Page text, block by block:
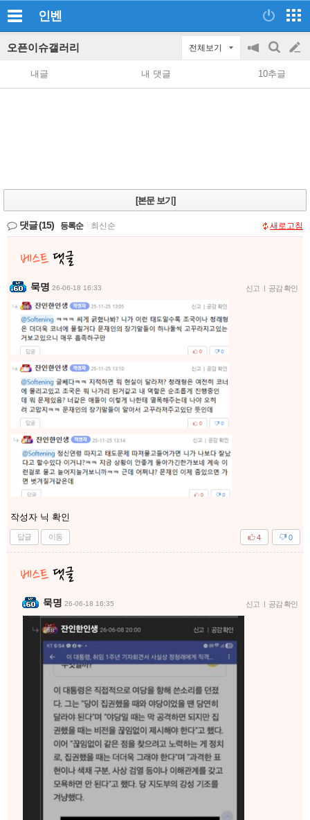
인벤
오픈이슈갤러리 전체보기
공
지
on/off
검
색
글
쓰
내글 내 댓글 10추글
[본문 보기]
댓글(15) 등록순 최신순 새로고침
묵명 26-06-18 16:33 신고 | 공감 확인
작성자 닉 확인
답글 이동 0
4
묵명 26-06-18 16:35 신고 공감 확인